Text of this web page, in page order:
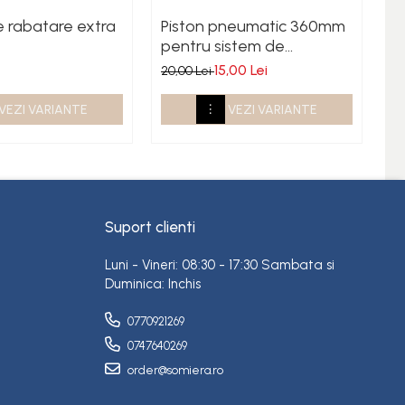
rabatare extra
VARIANTE
Piston pneumatic 360mm
pentru sistem de
rabatare somiera
20,00 Lei15,00 Lei
VEZI VARIANTE
Suport clienti
Luni - Vineri: 08:30 - 17:30 Sambata si
Duminica: Inchis
0770921269
0747640269
order@somiera.ro